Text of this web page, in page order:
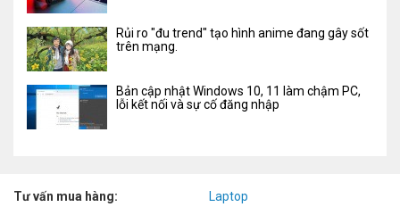
Rủi ro "đu trend" tạo hình anime đang gây sốt
trên mạng.
Bản cập nhật Windows 10, 11 làm chậm PC,
lỗi kết nối và sự cố đăng nhập
Tư vấn mua hàng:
Laptop